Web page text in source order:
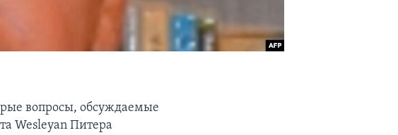
вопросы, обсуждаемые
Wesleyan Питера